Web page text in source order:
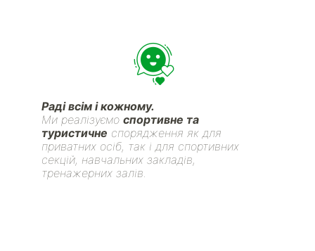
Раді всім і кожному.
Ми реалізуємо спортивне та
туристичне спорядження як для
приватних осіб, так і для спортивних
секцій, навчальних закладів,
тренажерних залів.